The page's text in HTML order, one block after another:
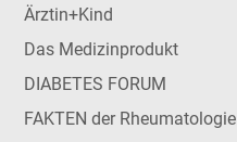
Ärztin+Kind
Das Medizinprodukt
DIABETES FORUM
FAKTEN der Rheumatologie